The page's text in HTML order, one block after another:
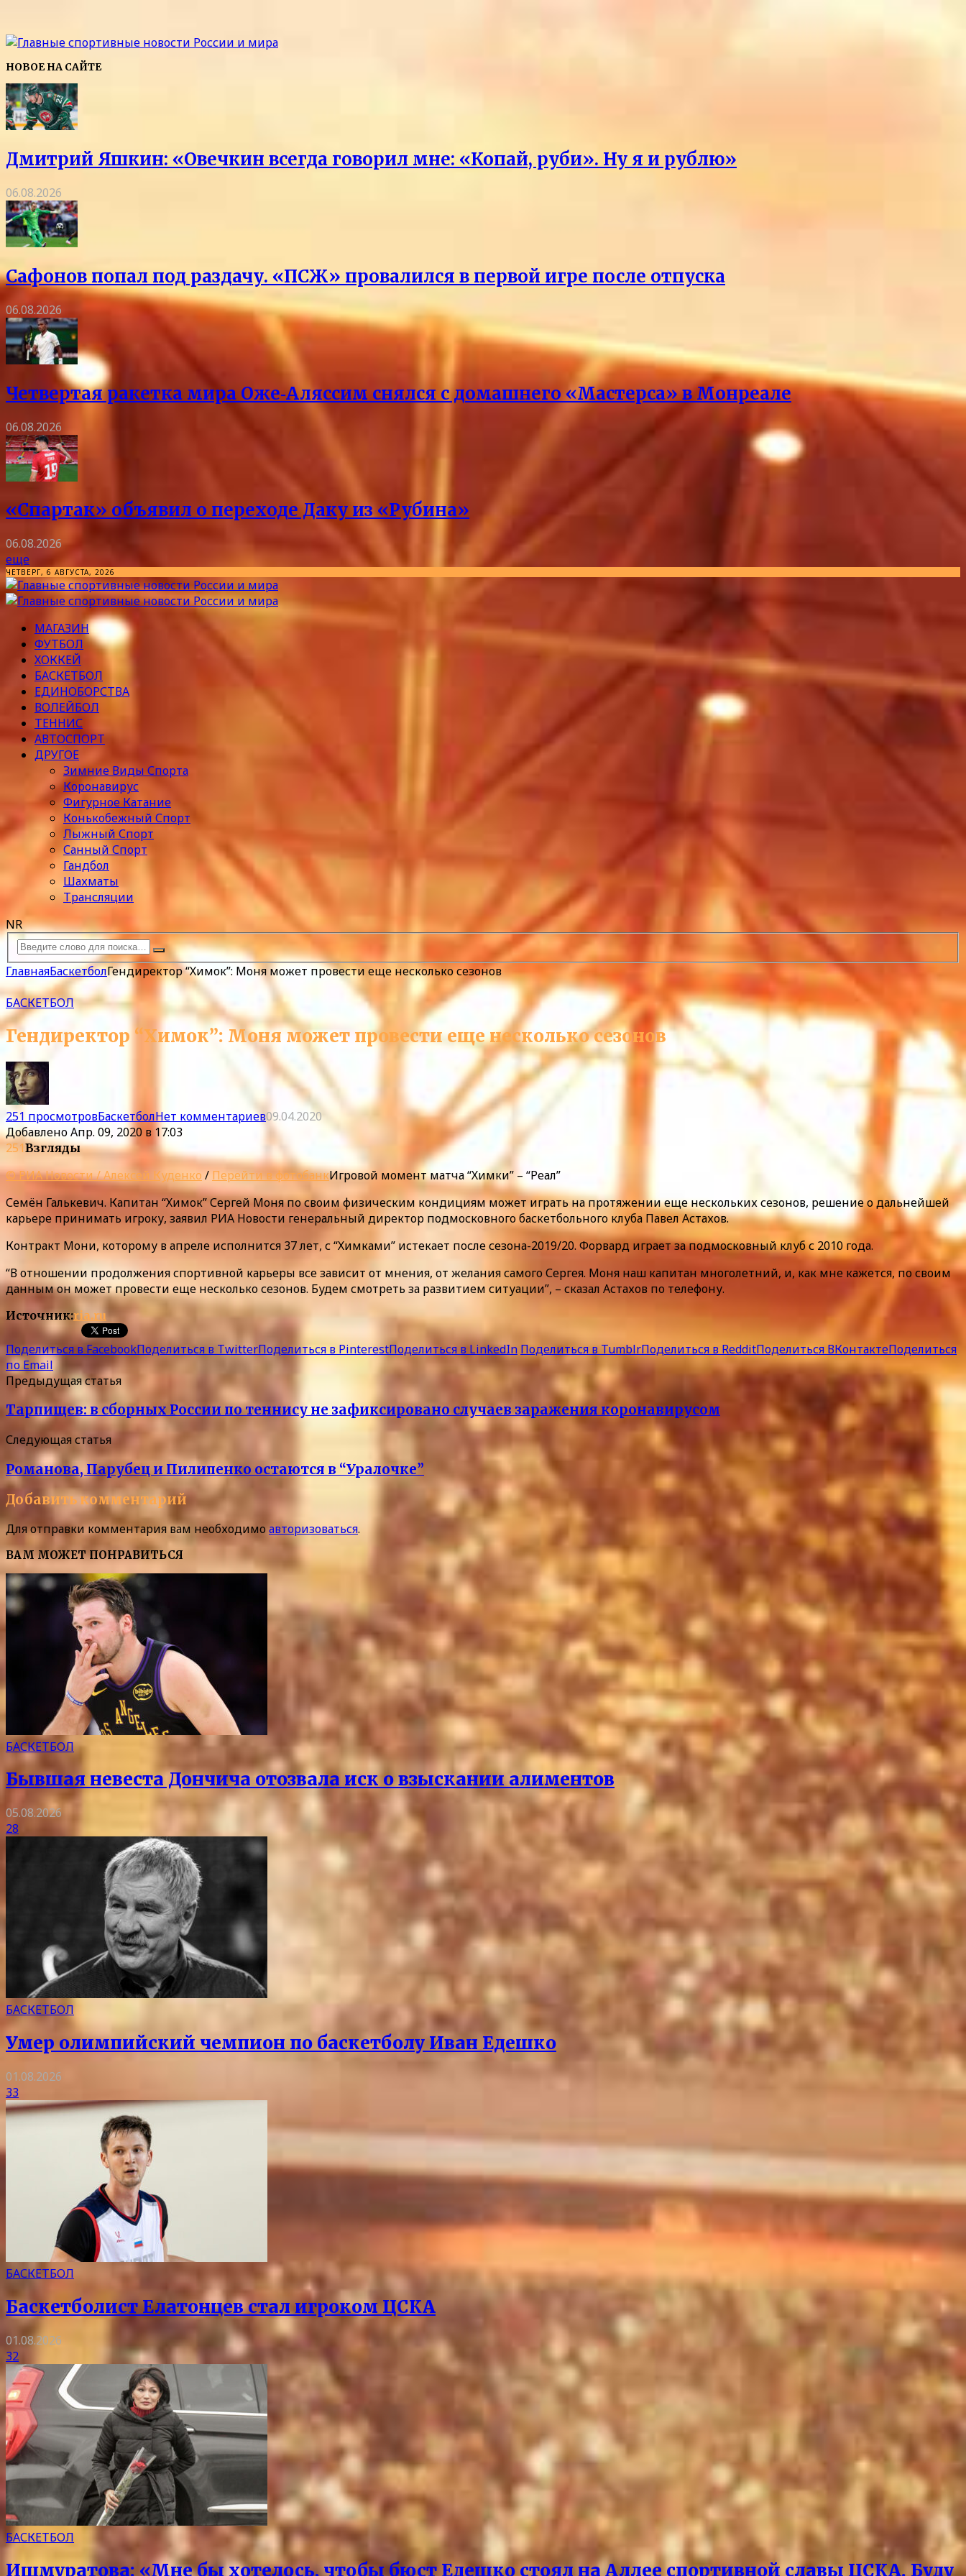
НОВОЕ НА САЙТЕ
Дмитрий Яшкин: «Овечкин всегда говорил мне: «Копай, руби». Ну я и рублю»
06.08.2026
Сафонов попал под раздачу. «ПСЖ» провалился в первой игре после отпуска
06.08.2026
Четвертая ракетка мира Оже‑Аляссим снялся с домашнего «Мастерса» в Монреале
06.08.2026
«Спартак» объявил о переходе Даку из «Рубина»
06.08.2026
еще
ЧЕТВЕРГ, 6 АВГУСТА, 2026
МАГАЗИН
ФУТБОЛ
ХОККЕЙ
БАСКЕТБОЛ
ЕДИНОБОРСТВА
ВОЛЕЙБОЛ
ТЕННИС
АВТОСПОРТ
ДРУГОЕ
Зимние Виды Спорта
Коронавирус
Фигурное Катание
Конькобежный Спорт
Лыжный Спорт
Санный Спорт
Гандбол
Шахматы
Трансляции
NR
ГлавнаяБаскетболГендиректор “Химок”: Моня может провести еще несколько сезонов
БАСКЕТБОЛ
Гендиректор “Химок”: Моня может провести еще несколько сезонов
251 просмотровБаскетболНет комментариев09.04.2020
ДобавленоАпр. 09, 2020 в 17:03
251Взгляды
© РИА Новости / Алексей Куденко / Перейти в фотобанкИгровой момент матча “Химки” – “Реал”
Семён Галькевич. Капитан “Химок” Сергей Моня по своим физическим кондициям может играть на протяжении еще нескольких сезонов, решение о дальнейшей
карьере принимать игроку, заявил РИА Новости генеральный директор подмосковного баскетбольного клуба Павел Астахов.
Контракт Мони, которому в апреле исполнится 37 лет, с “Химками” истекает после сезона-2019/20. Форвард играет за подмосковный клуб с 2010 года.
“В отношении продолжения спортивной карьеры все зависит от мнения, от желания самого Сергея. Моня наш капитан многолетний, и, как мне кажется, по своим
данным он может провести еще несколько сезонов. Будем смотреть за развитием ситуации”, – сказал Астахов по телефону.
Источник:ria.ru
Поделиться в FacebookПоделиться в TwitterПоделиться в PinterestПоделиться в LinkedIn Поделиться в TumblrПоделиться в RedditПоделиться ВКонтактеПоделиться
по Email
Предыдущая статья
Тарпищев: в сборных России по теннису не зафиксировано случаев заражения коронавирусом
Следующая статья
Романова, Парубец и Пилипенко остаются в “Уралочке”
Добавить комментарий
Для отправки комментария вам необходимо авторизоваться.
ВАМ МОЖЕТ ПОНРАВИТЬСЯ
БАСКЕТБОЛ
Бывшая невеста Дончича отозвала иск о взыскании алиментов
05.08.2026
28
БАСКЕТБОЛ
Умер олимпийский чемпион по баскетболу Иван Едешко
01.08.2026
33
БАСКЕТБОЛ
Баскетболист Елатонцев стал игроком ЦСКА
01.08.2026
32
БАСКЕТБОЛ
Ишмуратова: «Мне бы хотелось, чтобы бюст Едешко стоял на Аллее спортивной славы ЦСКА. Буду